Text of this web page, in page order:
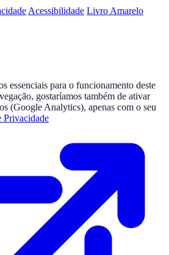
Acessibilidade Livro Amarelo
essenciais para o funcionamento deste
gostaríamos também de ativar
(Google Analytics), apenas com o seu
Privacidade